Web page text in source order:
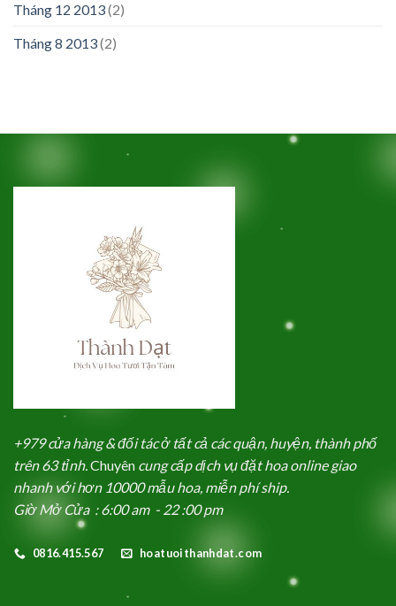
Tháng 12 2013(2)
Tháng 8 2013(2)
+979 cửa hàng & đối tác ở tất cả các quận, huyện, thành phố
trên 63 tỉnh.Chuyên cung cấp dịch vụ đặt hoa online giao
nhanh với hơn 10000 mẫu hoa, miễn phí ship.
Giờ Mở Cửa : 6:00 am - 22 :00 pm
0816.415.567 hoatuoithanhdat.com